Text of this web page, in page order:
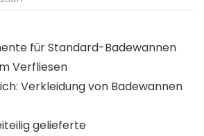
für Standard-Badewannen
Verfliesen
Verkleidung von Badewannen
gelieferte